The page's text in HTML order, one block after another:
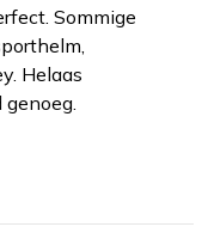
Sommige
Helaas